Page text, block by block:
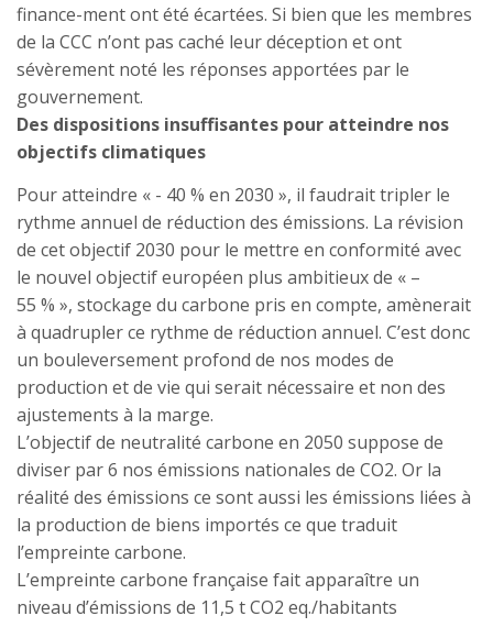
finance-ment ont été écartées. Si bien que les membres
de la CCC n’ont pas caché leur déception et ont
sévèrement noté les réponses apportées par le
gouvernement.
Des dispositions insuffisantes pour atteindre nos
objectifs climatiques
Pour atteindre « - 40 % en 2030 », il faudrait tripler le
rythme annuel de réduction des émissions. La révision
de cet objectif 2030 pour le mettre en conformité avec
le nouvel objectif européen plus ambitieux de « –
55 % », stockage du carbone pris en compte, amènerait
à quadrupler ce rythme de réduction annuel. C’est donc
un bouleversement profond de nos modes de
production et de vie qui serait nécessaire et non des
ajustements à la marge.
L’objectif de neutralité carbone en 2050 suppose de
diviser par 6 nos émissions nationales de CO2. Or la
réalité des émissions ce sont aussi les émissions liées à
la production de biens importés ce que traduit
l’empreinte carbone.
L’empreinte carbone française fait apparaître un
niveau d’émissions de 11,5 t CO2 eq./habitants